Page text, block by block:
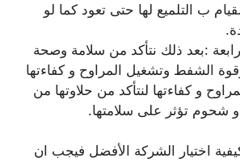
ب التلميع لها حتى تعود كما لو
:بعد ذلك نتأكد من سلامة وصحة
الشفط وتشغيل المراوح و كفاءتها
و كفاءتها لنتأكد من حلاوتها من
شحوم تؤثر على سلامتها.
اختيار الشركة الأفضل فيجب ان